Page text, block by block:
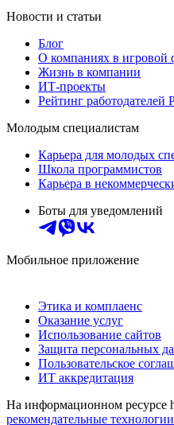
Новости и статьи
Блог
О компаниях в игровой
Жизнь в компании
ИТ-проекты
Рейтинг работодателей
Молодым специалистам
Карьера для молодых
Школа программистов
Карьера в
Боты для уведомлений
Мобильное приложение
Этика и комплаенс
Оказание услуг
Использование сайтов
Защита персональных
Пользовательское
ИТ аккредитация
На информационном ресурсе
рекомендательные технологии